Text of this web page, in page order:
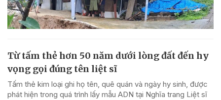
Từ tấm thẻ hơn 50 năm dưới lòng đất đến hy
vọng gọi đúng tên liệt sĩ
Tấm thẻ kim loại ghi họ tên, quê quán và ngày hy sinh, được
phát hiện trong quá trình lấy mẫu ADN tại Nghĩa trang Liệt sĩ